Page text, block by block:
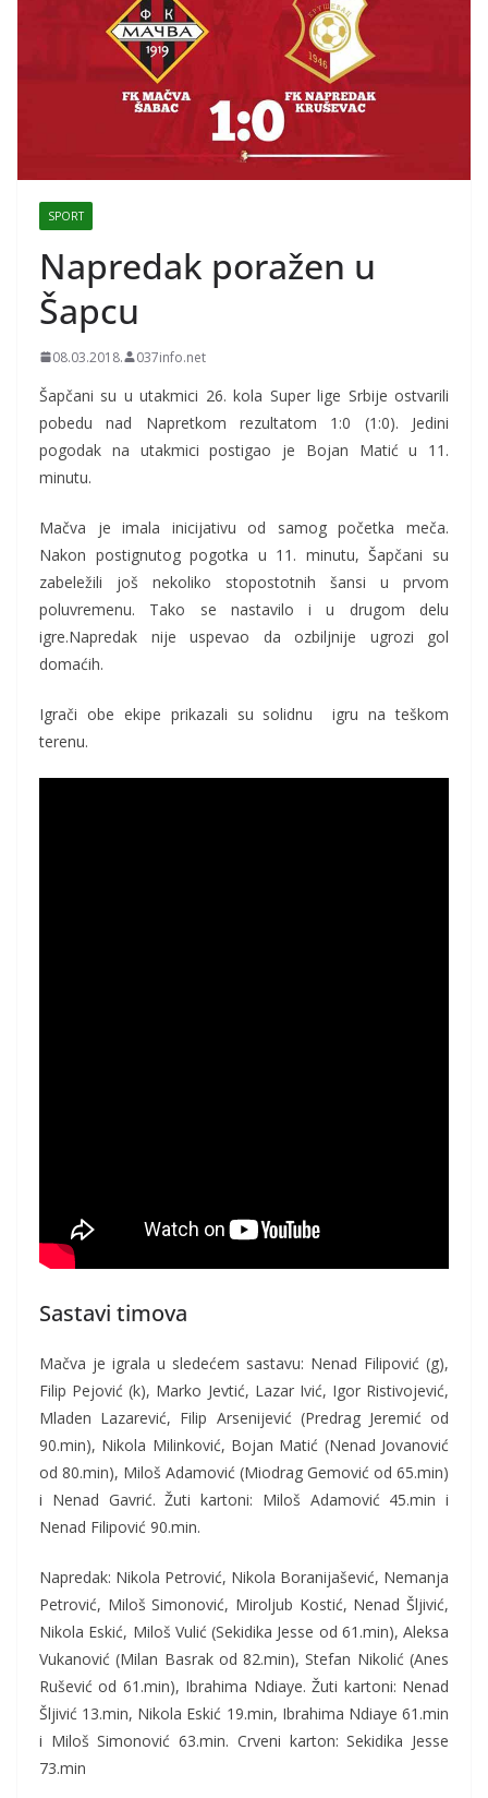
SPORT
Napredak poražen u
Šapcu
08.03.2018. 037info.net
Šapčani su u utakmici 26. kola Super lige Srbije ostvarili
pobedu nad Napretkom rezultatom 1:0 (1:0). Jedini
pogodak na utakmici postigao je Bojan Matić u 11.
minutu.
Mačva je imala inicijativu od samog početka meča.
Nakon postignutog pogotka u 11. minutu, Šapčani su
zabeležili još nekoliko stopostotnih šansi u prvom
poluvremenu. Tako se nastavilo i u drugom delu
igre.Napredak nije uspevao da ozbiljnije ugrozi gol
domaćih.
Igrači obe ekipe prikazali su solidnu igru na teškom
terenu.
Sastavi timova
Mačva je igrala u sledećem sastavu: Nenad Filipović (g),
Filip Pejović (k), Marko Jevtić, Lazar Ivić, Igor Ristivojević,
Mladen Lazarević, Filip Arsenijević (Predrag Jeremić od
90.min), Nikola Milinković, Bojan Matić (Nenad Jovanović
od 80.min), Miloš Adamović (Miodrag Gemović od 65.min)
i Nenad Gavrić. Žuti kartoni: Miloš Adamović 45.min i
Nenad Filipović 90.min.
Napredak: Nikola Petrović, Nikola Boranijašević, Nemanja
Petrović, Miloš Simonović, Miroljub Kostić, Nenad Šljivić,
Nikola Eskić, Miloš Vulić (Sekidika Jesse od 61.min), Aleksa
Vukanović (Milan Basrak od 82.min), Stefan Nikolić (Anes
Rušević od 61.min), Ibrahima Ndiaye. Žuti kartoni: Nenad
Šljivić 13.min, Nikola Eskić 19.min, Ibrahima Ndiaye 61.min
i Miloš Simonović 63.min. Crveni karton: Sekidika Jesse
73.min